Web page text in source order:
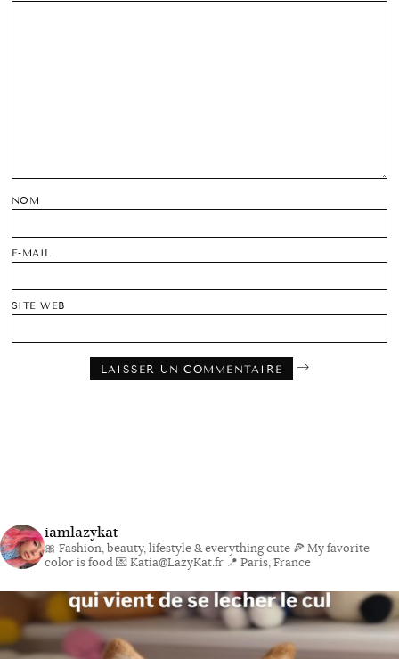
NOM
E-MAIL
SITE WEB
iamlazykat
🎀 Fashion, beauty, lifestyle & everything cute 🍕 My favorite
color is food💌 Katia@LazyKat.fr 📍 Paris, France